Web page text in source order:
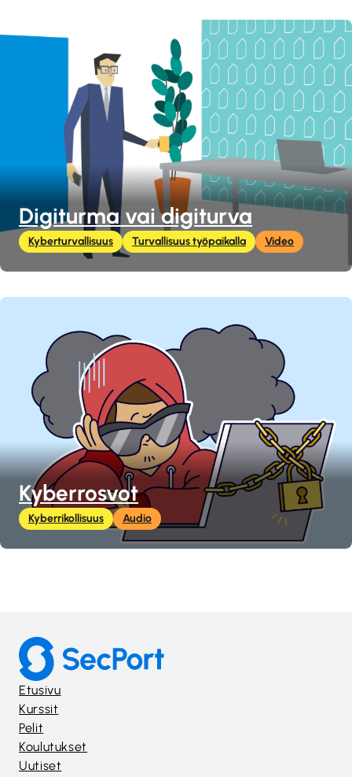
Digiturma vai digiturva
Kyberturvallisuus Turvallisuus työpaikalla Video
Kyberrosvot
Kyberrikollisuus Audio
Etusivu
Kurssit
Pelit
Koulutukset
Uutiset